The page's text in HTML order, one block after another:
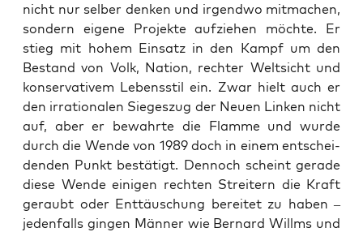
nicht nur sel­ber den­ken und irgend­wo mit­ma­chen,
son­dern eige­ne Pro­jek­te auf­zie­hen möch­te. Er
stieg mit hohem Ein­satz in den Kampf um den
Bestand von Volk, Nati­on, rech­ter Welt­sicht und
kon­ser­va­ti­vem Lebens­stil ein. Zwar hielt auch er
den irra­tio­na­len Sie­ges­zug der Neu­en Lin­ken nicht
auf, aber er bewahr­te die Flam­me und wur­de
durch die Wen­de von 1989 doch in einem ent­schei­
den­den Punkt bestä­tigt. Den­noch scheint gera­de
die­se Wen­de eini­gen rech­ten Strei­tern die Kraft
geraubt oder Ent­täu­schung berei­tet zu haben –
jeden­falls gin­gen Män­ner wie Ber­nard Will­ms und